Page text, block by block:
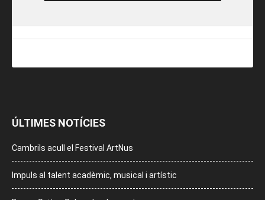
ÚLTIMES NOTÍCIES
Cambrils acull el Festival ArtNus
Impuls al talent acadèmic, musical i artístic